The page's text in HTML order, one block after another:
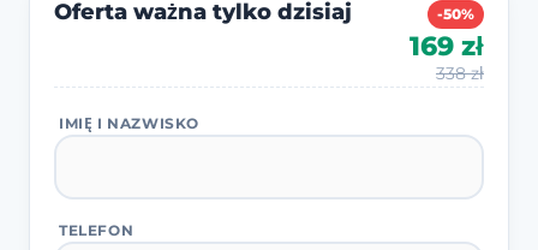
Oferta ważna tylko dzisiaj -50%
169 zł
338 zł
IMIĘ I NAZWISKO
TELEFON